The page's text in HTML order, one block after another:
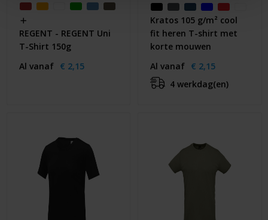
REGENT - REGENT Uni
T-Shirt 150g
Al vanaf € 2,15
Kratos 105 g/m² cool
fit heren T-shirt met
korte mouwen
Al vanaf € 2,15
4 werkdag(en)